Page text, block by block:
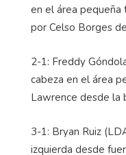
en el área pequeña
por Celso Borges
2-1: Freddy
cabeza en el área
Lawrence desde la
3-1: Bryan Ruiz
izquierda desde